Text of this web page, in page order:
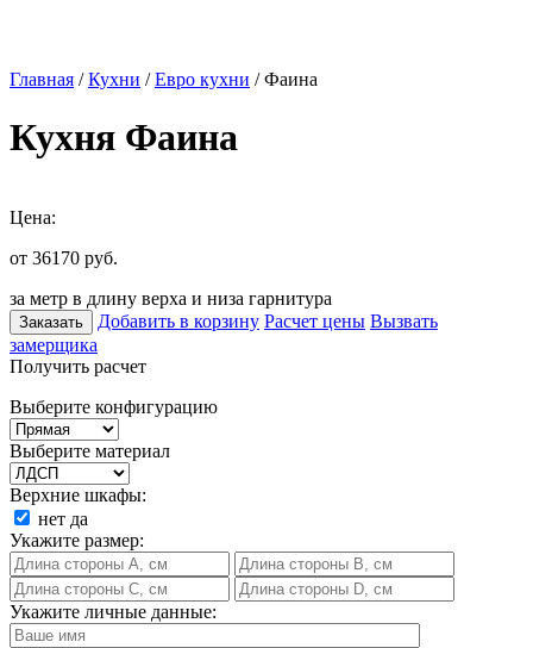
Главная /Кухни /Евро кухни / Фаина
Кухня Фаина
Цена:
от 36170 руб.
за метр в длину верха и низа гарнитура
Заказать Добавить в корзину Расчет цены Вызвать
замерщика
Получить расчет
Выберите конфигурацию
Выберите материал
Верхние шкафы:
нет да
Укажите размер:
Укажите личные данные: